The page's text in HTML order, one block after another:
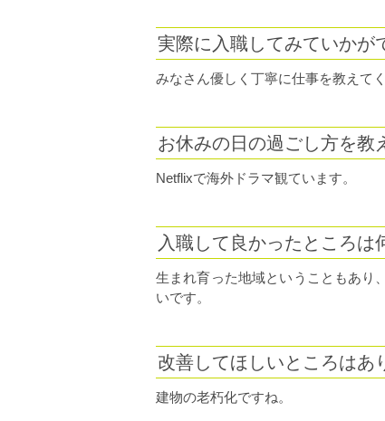
実際に入職してみていかが
みなさん優しく丁寧に仕事を教えて
お休みの日の過ごし方を教
Netflixで海外ドラマ観ています。
入職して良かったところは
生まれ育った地域ということもあり
いです。
改善してほしいところはあ
建物の老朽化ですね。